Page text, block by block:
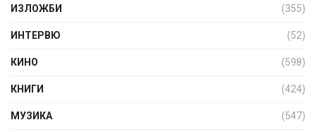
ИЗЛОЖБИ (355)
ИНТЕРВЮ (52)
КИНО (598)
КНИГИ (424)
МУЗИКА (547)